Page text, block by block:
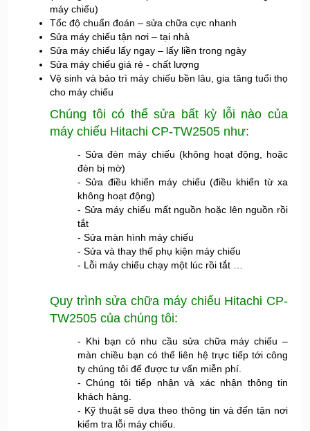
máy chiếu)
Tốc độ chuẩn đoán – sửa chữa cực nhanh
Sửa máy chiếu tận nơi – tại nhà
Sửa máy chiếu lấy ngay – lấy liền trong ngày
Sửa máy chiếu giá rẻ - chất lượng
Vệ sinh và bảo trì máy chiếu bền lâu, gia tăng tuổi thọ
cho máy chiếu
Chúng tôi có thể sửa bất kỳ lỗi nào của
máy chiếu Hitachi CP-TW2505 như:
- Sửa đèn máy chiếu (không hoạt động, hoặc
đèn bị mờ)
- Sửa điều khiển máy chiếu (điều khiển từ xa
không hoạt động)
- Sửa máy chiếu mất nguồn hoặc lên nguồn rồi
tắt
- Sửa màn hình máy chiếu
- Sửa và thay thế phụ kiện máy chiếu
- Lỗi máy chiếu chạy một lúc rồi tắt …
Quy trìnhsửa chữa máy chiếu Hitachi CP-
TW2505 của chúng tôi:
- Khi bạn có nhu cầu sửa chữa máy chiếu –
màn chiều bạn có thể liên hệ trực tiếp tới công
ty chúng tôi để được tư vấn miễn phí.
- Chúng tôi tiếp nhận và xác nhận thông tin
khách hàng.
- Kỹ thuật sẽ dựa theo thông tin và đến tận nơi
kiểm tra lỗi máy chiếu.